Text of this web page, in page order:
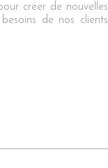
créer de nouvelles
de nos clients